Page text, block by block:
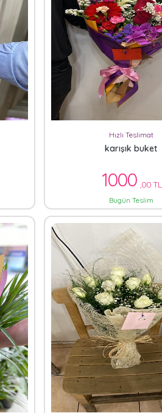
Hızlı Teslimat
karışık buket
1000 ,00 TL
Bugün Teslim